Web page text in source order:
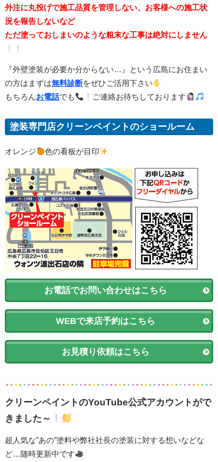
外注に丸投げで施工品質を管理しない、お客様への施工状
況を報告しないなど
ただ塗っておしまいのような粗末な工事は絶対にしません
『外壁塗装が必要か分からない…』という広島にお住まい
の方はまずは無料診断をぜひご活用下さい
もちろんお電話でも ご連絡お待ちしております
塗装専門店クリーンペイントのショールーム
オレンジ 色の看板が目印
お電話でお問い合わせはこちら
WEBで来店予約はこちら
お見積り依頼はこちら
クリーンペイントのYouTube公式アカウントがで
きました～
超人気な”あの”塗料や弊社社長の塗装に対する想いなどな
ど…随時更新中です